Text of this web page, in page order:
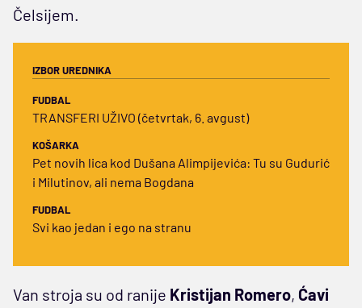
Čelsijem.
IZBOR UREDNIKA
FUDBAL
TRANSFERI UŽIVO (četvrtak, 6. avgust)
KOŠARKA
Pet novih lica kod Dušana Alimpijevića: Tu su Gudurić
i Milutinov, ali nema Bogdana
FUDBAL
Svi kao jedan i ego na stranu
Van stroja su od ranije Kristijan Romero, Ćavi